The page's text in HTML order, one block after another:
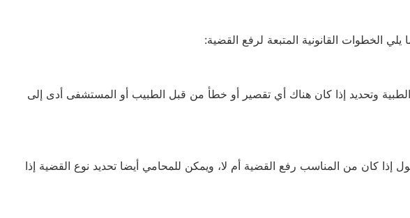
الخطوات القانونية المتبعة لرفع القضية:
وتحديد إذا كان هناك أي تقصير أو خطأ من قبل الطبيب أو المستشفى أدى إلى
كان من المناسب رفع القضية أم لا، ويمكن للمحامي أيضا تحديد نوع القضية إذا